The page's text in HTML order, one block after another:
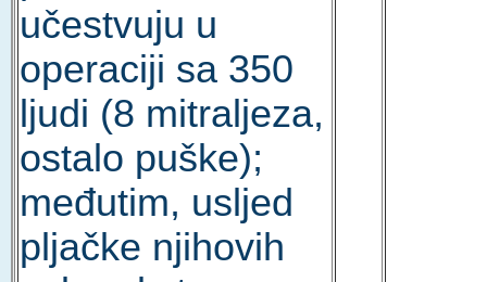
učestvuju u
operaciji sa 350
ljudi (8 mitraljeza,
ostalo puške);
međutim, usljed
pljačke njihovih